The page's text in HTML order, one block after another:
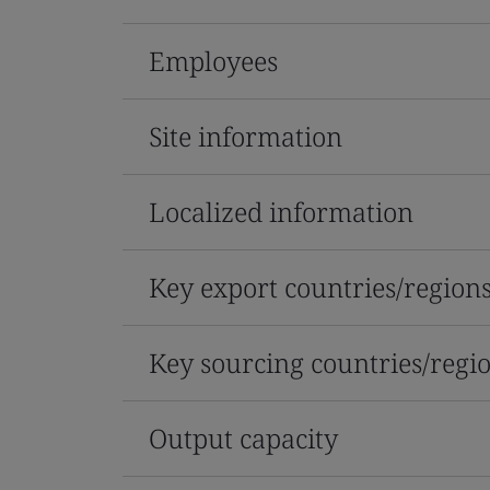
Employees
Site information
Localized information
Key export countries/regions
Key sourcing countries/
Output capacity